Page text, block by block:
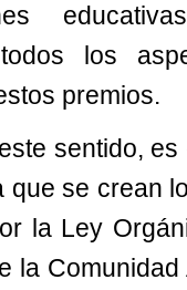
todos los
premios.
sentido,
que se crean
la Ley
la